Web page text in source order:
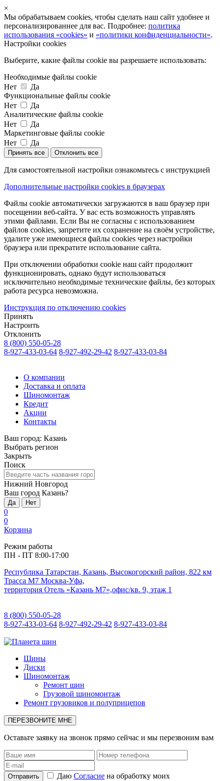
×
Мы обрабатываем cookies, чтобы сделать наш сайт удобнее и
персонализированнее для вас. Подробнее: политика
использования «cookies» и «политики конфиденциальности».
Настройки cookies
Выберите, какие файлы cookie вы разрешаете использовать:
Необходимые файлы cookie
Нет
Да
Функциональные файлы cookie
Нет
Да
Аналитические файлы cookie
Нет
Да
Маркетинговые файлы cookie
Нет
Да
Принять все Отклонить все
Для самостоятельной настройки ознакомьтесь с инструкцией
Дополнительные настройки cookies в браузерах
Файлы cookie автоматически загружаются в ваш браузер при
посещении веб-сайта. У вас есть возможность управлять
этими файлами. Если Вы не согласны с использованием
файлов cookies, запретите их сохранение на своём устройстве,
удалите уже имеющиеся файлы cookies через настройки
браузера или прекратите использование сайта.
При отключении обработки cookie наш сайт продолжит
функционировать, однако будут использоваться
исключительно необходимые технические файлы, без которых
работа ресурса невозможна.
Инструкция по отключению cookies
Принять
Настроить
Отклонить
8 (800) 550-05-28
8-927-433-03-64 8-927-492-29-42 8-927-433-03-84
О компании
Доставка и оплата
Шиномонтаж
Кредит
Акции
Контакты
Ваш город: Казань
Выбрать регион
Закрыть
Поиск
Нижний Новгород
Ваш город Казань?
Да Нет
0
0
Корзина
Режим работы
ПН - ПТ 8:00-17:00
Республика Татарстан, Казань, Высокогорский район, 822 км
Трасса М7 Москва-Уфа,
территория Отель «Казань М7»,офис/кв. 9, этаж 1
8 (800) 550-05-28
8-927-433-03-64 8-927-492-29-42 8-927-433-03-84
Шины
Диски
Шиномонтаж
Ремонт шин
Грузовой шиномонтаж
Ремонт грузовиков и полуприцепов
ПЕРЕЗВОНИТЕ МНЕ
Оставьте заявку на звонок прямо сейчас и мы перезвоним вам
Даю Согласие на обработку моих